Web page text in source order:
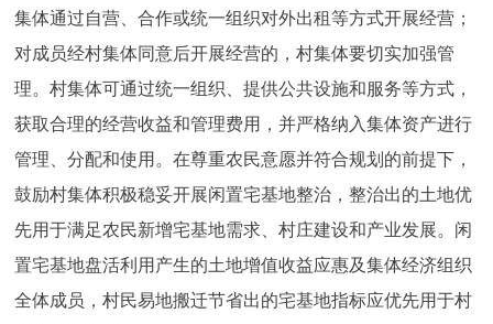
集体通过自营、合作或统一组织对外出租等方式开展经营；
对成员经村集体同意后开展经营的，村集体要切实加强管
理。村集体可通过统一组织、提供公共设施和服务等方式，
获取合理的经营收益和管理费用，并严格纳入集体资产进行
管理、分配和使用。在尊重农民意愿并符合规划的前提下，
鼓励村集体积极稳妥开展闲置宅基地整治，整治出的土地优
先用于满足农民新增宅基地需求、村庄建设和产业发展。闲
置宅基地盘活利用产生的土地增值收益应惠及集体经济组织
全体成员，村民易地搬迁节省出的宅基地指标应优先用于村